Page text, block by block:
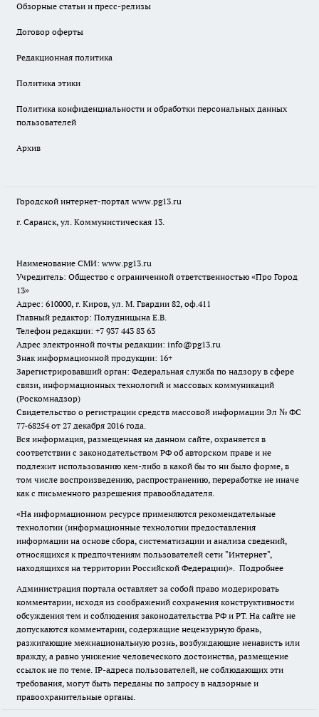
Обзорные статьи и пресс-релизы
Договор оферты
Редакционная политика
Политика этики
Политика конфиденциальности и обработки персональных данных
пользователей
Архив
Городской интернет-портал www.pg13.ru
г. Саранск, ул. Коммунистическая 13.
Наименование СМИ: www.pg13.ru
Учредитель: Общество с ограниченной ответственностью «Про Город
13»
Адрес: 610000, г. Киров, ул. М. Гвардии 82, оф.411
Главный редактор: Полудницына Е.В.
Телефон редакции: +7 937 443 83 63
Адрес электронной почты редакции: info@pg13.ru
Знак информационной продукции: 16+
Зарегистрировавший орган: Федеральная служба по надзору в сфере
связи, информационных технологий и массовых коммуникаций
(Роскомнадзор)
Свидетельство о регистрации средств массовой информации Эл № ФС
77-68254 от 27 декабря 2016 года.
Вся информация, размещенная на данном сайте, охраняется в
соответствии с законодательством РФ об авторском праве и не
подлежит использованию кем-либо в какой бы то ни было форме, в
том числе воспроизведению, распространению, переработке не иначе
как с письменного разрешения правообладателя.
«На информационном ресурсе применяются рекомендательные
технологии (информационные технологии предоставления
информации на основе сбора, систематизации и анализа сведений,
относящихся к предпочтениям пользователей сети "Интернет",
находящихся на территории Российской Федерации)». Подробнее
Администрация портала оставляет за собой право модерировать
комментарии, исходя из соображений сохранения конструктивности
обсуждения тем и соблюдения законодательства РФ и РТ. На сайте не
допускаются комментарии, содержащие нецензурную брань,
разжигающие межнациональную рознь, возбуждающие ненависть или
вражду, а равно унижение человеческого достоинства, размещение
ссылок не по теме. IP-адреса пользователей, не соблюдающих эти
требования, могут быть переданы по запросу в надзорные и
правоохранительные органы.